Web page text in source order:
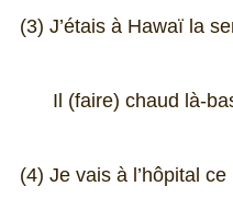
(3) J’étais à Hawaï la
Il (faire) chaud là-
(4) Je vais à l’hôpital ce